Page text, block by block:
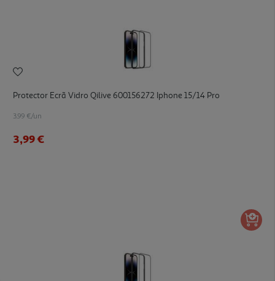
Protector Ecrã Vidro Qilive 600156272 Iphone 15/14 Pro
3.99 €/un
3,99 €